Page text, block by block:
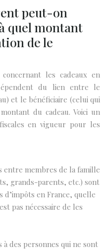
peut-on
quel montant
de le
les cadeaux en
du lien entre le
et le bénéficiaire (celui qui
du cadeau. Voici un
en vigueur pour les
entre membres de la famille
grands-parents, etc.) sont
d’impôts en France, quelle
pas nécessaire de les
à des personnes qui ne sont